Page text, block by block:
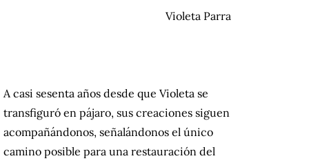
Violeta Parra
A casi sesenta años desde que Violeta se
transfiguró en pájaro, sus creaciones siguen
acompañándonos, señalándonos el único
camino posible para una restauración del